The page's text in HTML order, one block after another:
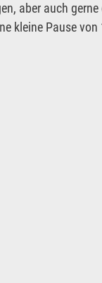
aber auch
kleine Pause